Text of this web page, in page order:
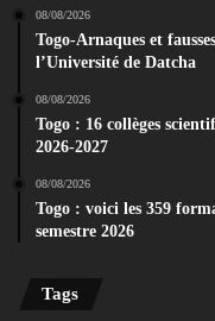
08/08/2026
Togo-Arnaques et
l’Université de Datcha
08/08/2026
Togo : 16 collèges
2026-2027
08/08/2026
Togo : voici les 359
semestre 2026
Tags